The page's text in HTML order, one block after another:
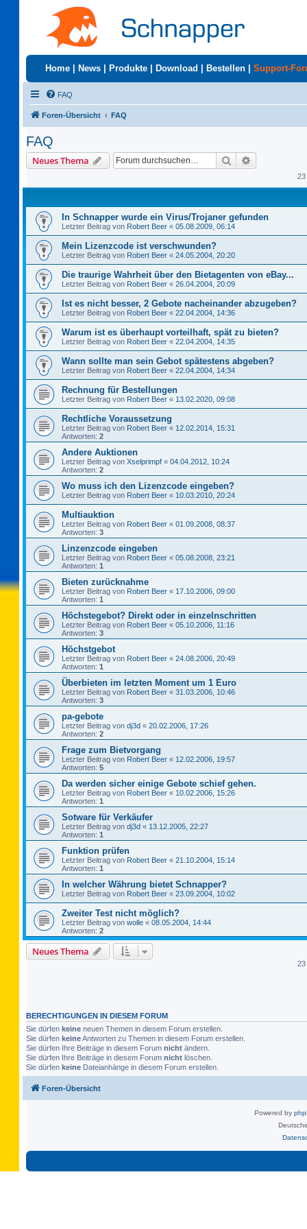
Home News Produkte Download Bestellen Support-
FAQ
Foren-Übersicht FAQ
FAQ
Neues Thema Suche
23
In Schnapper wurde ein Virus/Trojaner gefunden
Letzter Beitrag von Robert Beer « 05.08.2009, 06:14
Mein Lizenzcode ist verschwunden?
Letzter Beitrag von Robert Beer « 24.05.2004, 20:20
Die traurige Wahrheit über den Bietagenten von eBay...
Letzter Beitrag von Robert Beer « 26.04.2004, 20:09
Ist es nicht besser, 2 Gebote nacheinander abzugeben?
Letzter Beitrag von Robert Beer « 22.04.2004, 14:36
Warum ist es überhaupt vorteilhaft, spät zu bieten?
Letzter Beitrag von Robert Beer « 22.04.2004, 14:35
Wann sollte man sein Gebot spätestens abgeben?
Letzter Beitrag von Robert Beer « 22.04.2004, 14:34
Rechnung für Bestellungen
Letzter Beitrag von Robert Beer « 13.02.2020, 09:08
Rechtliche Voraussetzung
Letzter Beitrag von Robert Beer « 12.02.2014, 15:31
Antworten: 2
Andere Auktionen
Letzter Beitrag von Xselprimpf « 04.04.2012, 10:24
Antworten: 2
Wo muss ich den Lizenzcode eingeben?
Letzter Beitrag von Robert Beer « 10.03.2010, 20:24
Multiauktion
Letzter Beitrag von Robert Beer « 01.09.2008, 08:37
Antworten: 3
Linzenzcode eingeben
Letzter Beitrag von Robert Beer « 05.08.2008, 23:21
Antworten: 1
Bieten zurücknahme
Letzter Beitrag von Robert Beer « 17.10.2006, 09:00
Antworten: 1
Höchstegebot? Direkt oder in einzelnschritten
Letzter Beitrag von Robert Beer « 05.10.2006, 11:16
Antworten: 3
Höchstgebot
Letzter Beitrag von Robert Beer « 24.08.2006, 20:49
Antworten: 1
Überbieten im letzten Moment um 1 Euro
Letzter Beitrag von Robert Beer « 31.03.2006, 10:46
Antworten: 3
pa-gebote
Letzter Beitrag von dj3d « 20.02.2006, 17:26
Antworten: 2
Frage zum Bietvorgang
Letzter Beitrag von Robert Beer « 12.02.2006, 19:57
Antworten: 5
Da werden sicher einige Gebote schief gehen.
Letzter Beitrag von Robert Beer « 10.02.2006, 15:26
Antworten: 1
Sotware für Verkäufer
Letzter Beitrag von dj3d « 13.12.2005, 22:27
Antworten: 1
Funktion prüfen
Letzter Beitrag von Robert Beer « 21.10.2004, 15:14
Antworten: 1
In welcher Währung bietet Schnapper?
Letzter Beitrag von Robert Beer « 23.09.2004, 10:02
Zweiter Test nicht möglich?
Letzter Beitrag von wolle « 08.05.2004, 14:44
Antworten: 2
Neues Thema
23
BERECHTIGUNGEN IN DIESEM FORUM
Sie dürfen keine neuen Themen in diesem Forum erstellen.
Sie dürfen keineAntworten zu Themen in diesem Forum erstellen.
Sie dürfen Ihre Beiträge in diesem Forum nicht ändern.
Sie dürfen Ihre Beiträge in diesem Forum nicht löschen.
Sie dürfen keine Dateianhänge in diesem Forum erstellen.
Foren-Übersicht
Powered by